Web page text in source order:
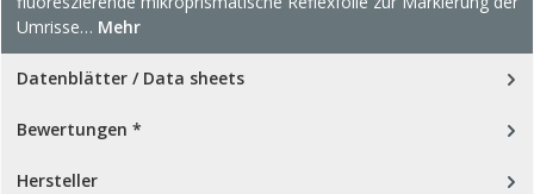
Umrisse… Mehr
Datenblätter / Data sheets
Bewertungen *
Hersteller